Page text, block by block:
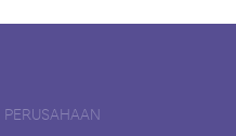
PERUSAHAAN